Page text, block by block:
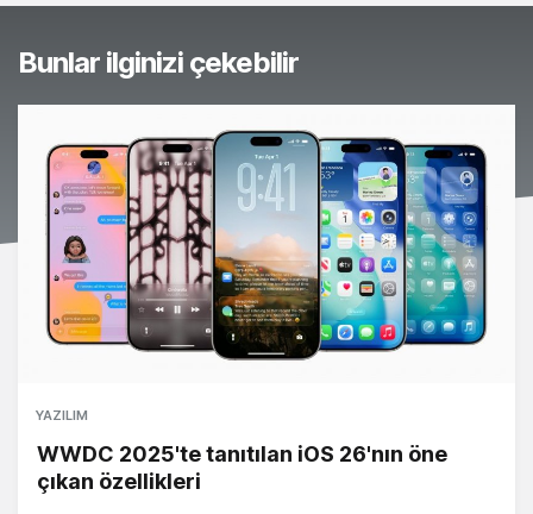
Bunlar ilginizi çekebilir
YAZILIM
WWDC 2025'te tanıtılan iOS 26'nın öne
çıkan özellikleri